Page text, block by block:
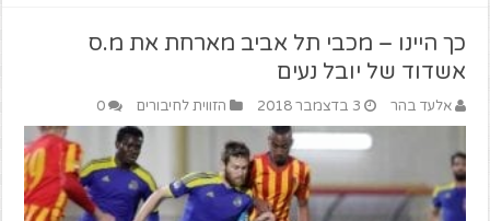
כך היינו – מכבי תל אביב מארחת את מ.ס
אשדוד של יובל נעים
אלעד בהר 3 בדצמבר 2018 הזווית לחיבורים 0